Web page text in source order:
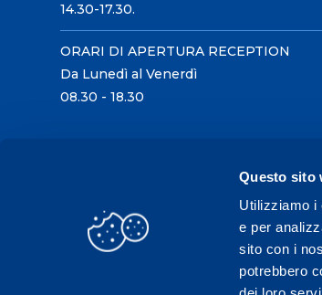
Questo sito
Utilizziamo i
e per
sito con i
potrebbero
14.30-17.30.
ORARI DI APERTURA RECEPTION
Da Lunedì al Venerdì
08.30 - 18.30